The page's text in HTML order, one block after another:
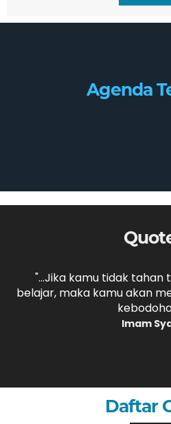
Agenda
"...Jika kamu tidak
belajar, maka kamu akan
Imam
Daftar